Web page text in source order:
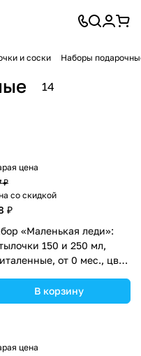
и соски Наборы
14
цена
₽
со скидкой
₽
«Маленькая леди»:
150 и 250 мл,
от 0 мес., цвет
В корзину
цена